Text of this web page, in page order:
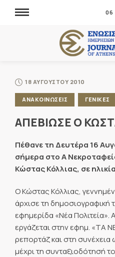
06
18 ΑΥΓΟΥΣΤΟΥ 2010
ΑΝΑΚΟΙΝΩΣΕΙΣ ΓΕΝΙΚΕΣ
ΑΠΕΒΙΩΣΕ Ο
Πέθανε τη Δευτέρα 16
σήμερα στο Α
Κώστας Κόλλιας, σε
Ο Κώστας Κόλλιας,
άρχισε τη δημοσιογραφική
εφημερίδα «Νέα Πολιτεία».
εργάζεται στην εφημ. «ΤΑ
ρεπορτάζ και στη
μέχρι τη συνταξιοδότησή